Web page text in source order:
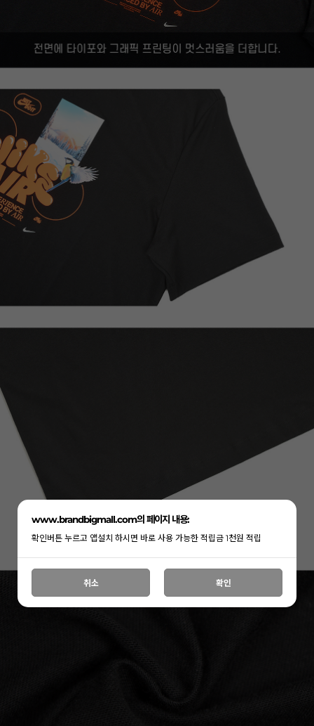
www.brandbigmall.com의 페이지 내용:
확인버튼 누르고 앱설치 하시면 바로 사용 가능한 적립금 1천원 적립
취소 확인